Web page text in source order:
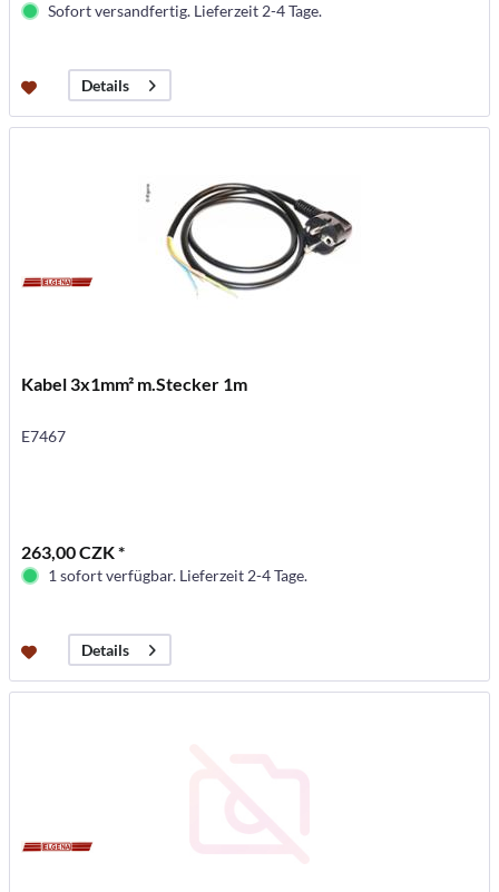
Sofort versandfertig. Lieferzeit 2-4 Tage.
Details
Kabel 3x1mm² m.Stecker 1m
E7467
263,00 CZK *
1 sofort verfügbar. Lieferzeit 2-4 Tage.
Details